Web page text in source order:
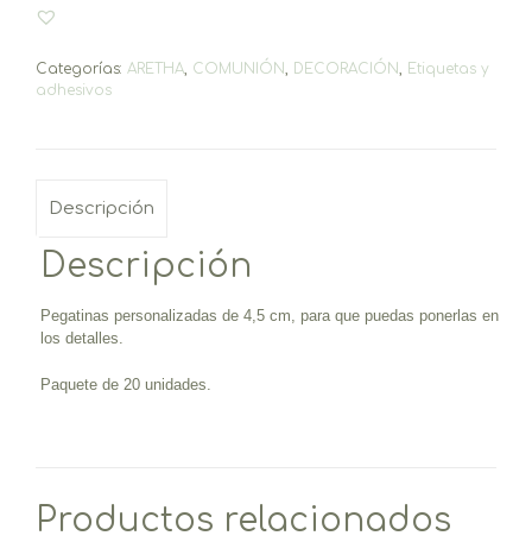
Categorías: ARETHA, COMUNIÓN, DECORACIÓN, Etiquetas y
adhesivos
Descripción
Descripción
Pegatinas personalizadas de 4,5 cm, para que puedas ponerlas en
los detalles.
Paquete de 20 unidades.
Productos relacionados